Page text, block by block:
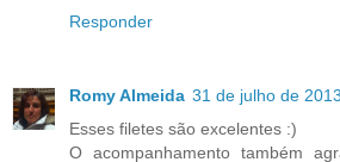
Responder
Romy Almeida 31 de julho de
Esses filetes são excelentes :)
O acompanhamento também